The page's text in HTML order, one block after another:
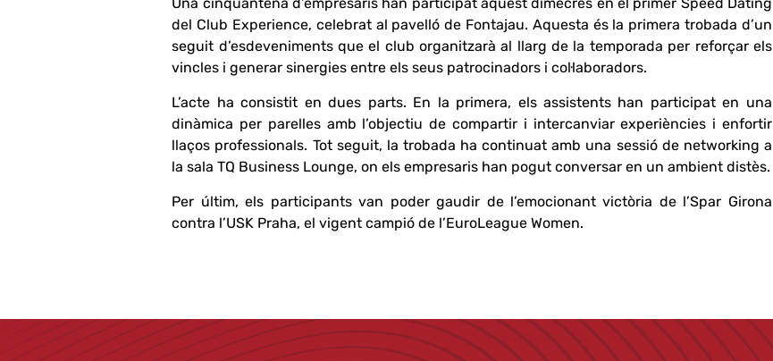
del Club Experience, celebrat al pavelló de Fontajau. Aquesta és la primera trobada d’un
seguit d’esdeveniments que el club organitzarà al llarg de la temporada per reforçar els
vincles i generar sinergies entre els seus patrocinadors i col·laboradors.
L’acte ha consistit en dues parts. En la primera, els assistents han participat en una
dinàmica per parelles amb l’objectiu de compartir i intercanviar experiències i enfortir
llaços professionals. Tot seguit, la trobada ha continuat amb una sessió de networking a
la sala TQ Business Lounge, on els empresaris han pogut conversar en un ambient distès.
Per últim, els participants van poder gaudir de l’emocionant victòria de l’Spar Girona
contra l’USK Praha, el vigent campió de l’EuroLeague Women.